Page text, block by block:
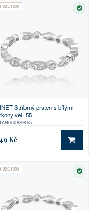
925/1000
Stříbrný prsten s bílými
vel. 55
Kč DO
925/1000